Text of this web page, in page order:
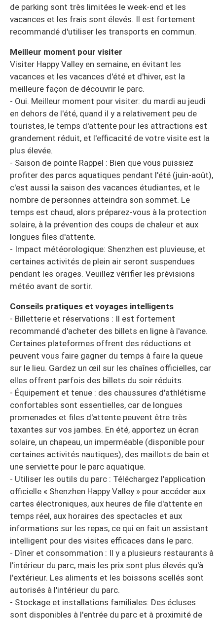
de parking sont très limitées le week-end et les
vacances et les frais sont élevés. Il est fortement
recommandé d'utiliser les transports en commun.
Meilleur moment pour visiter
Visiter Happy Valley en semaine, en évitant les
vacances et les vacances d'été et d'hiver, est la
meilleure façon de découvrir le parc.
- Oui. Meilleur moment pour visiter: du mardi au jeudi
en dehors de l'été, quand il y a relativement peu de
touristes, le temps d'attente pour les attractions est
grandement réduit, et l'efficacité de votre visite est la
plus élevée.
- Saison de pointe Rappel : Bien que vous puissiez
profiter des parcs aquatiques pendant l'été (juin-août),
c'est aussi la saison des vacances étudiantes, et le
nombre de personnes atteindra son sommet. Le
temps est chaud, alors préparez-vous à la protection
solaire, à la prévention des coups de chaleur et aux
longues files d'attente.
- Impact météorologique: Shenzhen est pluvieuse, et
certaines activités de plein air seront suspendues
pendant les orages. Veuillez vérifier les prévisions
météo avant de sortir.
Conseils pratiques et voyages intelligents
- Billetterie et réservations : Il est fortement
recommandé d'acheter des billets en ligne à l'avance.
Certaines plateformes offrent des réductions et
peuvent vous faire gagner du temps à faire la queue
sur le lieu. Gardez un œil sur les chaînes officielles, car
elles offrent parfois des billets du soir réduits.
- Équipement et tenue : des chaussures d'athlétisme
confortables sont essentielles, car de longues
promenades et files d'attente peuvent être très
taxantes sur vos jambes. En été, apportez un écran
solaire, un chapeau, un imperméable (disponible pour
certaines activités nautiques), des maillots de bain et
une serviette pour le parc aquatique.
- Utiliser les outils du parc : Téléchargez l'application
officielle « Shenzhen Happy Valley » pour accéder aux
cartes électroniques, aux heures de file d'attente en
temps réel, aux horaires des spectacles et aux
informations sur les repas, ce qui en fait un assistant
intelligent pour des visites efficaces dans le parc.
- Dîner et consommation : Il y a plusieurs restaurants à
l'intérieur du parc, mais les prix sont plus élevés qu'à
l'extérieur. Les aliments et les boissons scellés sont
autorisés à l'intérieur du parc.
- Stockage et installations familiales: Des écluses
sont disponibles à l'entrée du parc et à proximité de